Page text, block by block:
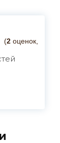
(2 оценок,